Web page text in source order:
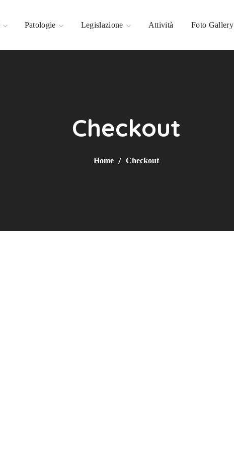
Patologie Legislazione Attività Foto Gallery
Checkout
Home Checkout